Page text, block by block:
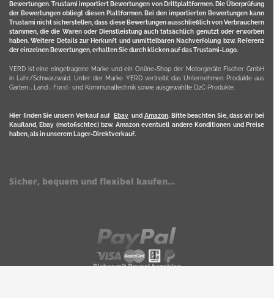
Bewertungen. Trustami importiert Bewertungen von Drittplattformen. Die Überprüfung
der Bewertungen obliegt diesen Plattformen. Bei den importierten Bewertungen kann
Trustami nicht sicherstellen, dass diese Bewertungen ausschließlich von Verbrauchern
stammen, die die Waren oder Dienstleistung auch tatsächlich genutzt oder erworben
haben. Weitere Details zur Herkunft und unmittelbaren Nachverfolung bzw. Referenz
der einzelnen Bewertungen, erhalten Sie durch klicken auf das Trustami-Logo.
YERD ist eine eingetragene Marke und ein Online-Shop der Motorgeräte Fischer GmbH
in Lahr/Schwarzwald. Unter der Marke YERD vertreibt das Unternehmen Produkte aus
Garten-, Land-, Forst- und Kommunaltechnik sowie ausgewählte D2C-Produkte.
Hier finden Sie unsern Verkauf auf Ebayund Amazon. Bitte beachten Sie, dass wir bei
Kaufland, Ebay (motofischtec) bzw. Amazon eventuell andere Konditionen und Preise
haben, als in unserem Lager-Direktverkauf.
Sicher, bequem und flexibel kaufen...